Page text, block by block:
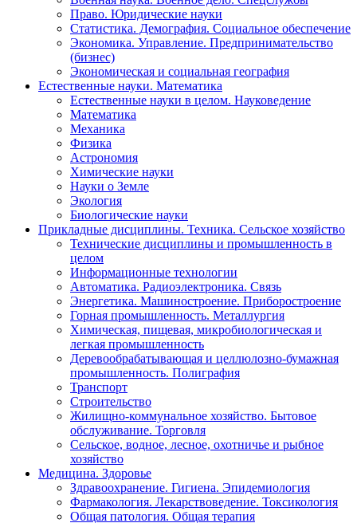
Право. Юридические науки
Статистика. Демография. Социальное обеспечение
Экономика. Управление. Предпринимательство
(бизнес)
Экономическая и социальная география
Естественные науки. Математика
Естественные науки в целом. Науковедение
Математика
Механика
Физика
Астрономия
Химические науки
Науки о Земле
Экология
Биологические науки
Прикладные дисциплины. Техника. Сельское хозяйство
Технические дисциплины и промышленность в
целом
Информационные технологии
Автоматика. Радиоэлектроника. Связь
Энергетика. Машиностроение. Приборостроение
Горная промышленность. Металлургия
Химическая, пищевая, микробиологическая и
легкая промышленность
Деревообрабатывающая и целлюлозно-бумажная
промышленность. Полиграфия
Транспорт
Строительство
Жилищно-коммунальное хозяйство. Бытовое
обслуживание. Торговля
Сельское, водное, лесное, охотничье и рыбное
хозяйство
Медицина. Здоровье
Здравоохранение. Гигиена. Эпидемиология
Фармакология. Лекарствоведение. Токсикология
Общая патология. Общая терапия